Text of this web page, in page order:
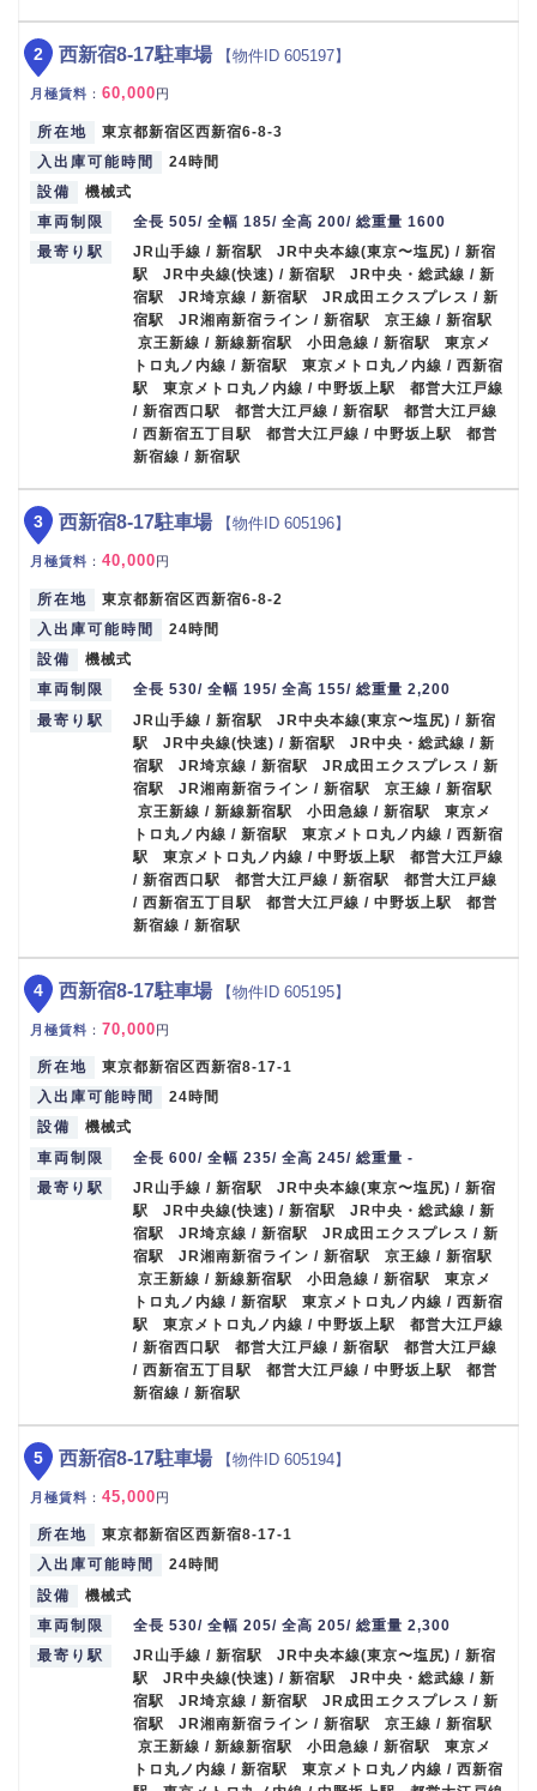
西新宿8-17駐車場 【物件ID 605197】
月極賃料 ： 60,000 円
所在地
東京都新宿区西新宿6-8-3
入出庫可能時間
24時間
設備
機械式
車両制限
全長 505/ 全幅 185/ 全高 200/ 総重量 1600
最寄り駅
JR山手線 / 新宿駅 JR中央本線(東京〜塩尻) / 新宿
駅 JR中央線(快速) / 新宿駅 JR中央・総武線 / 新
宿駅 JR埼京線 / 新宿駅 JR成田エクスプレス / 新
宿駅 JR湘南新宿ライン / 新宿駅 京王線 / 新宿駅
京王新線 / 新線新宿駅 小田急線 / 新宿駅 東京メ
トロ丸ノ内線 / 新宿駅 東京メトロ丸ノ内線 / 西新宿
駅 東京メトロ丸ノ内線 / 中野坂上駅 都営大江戸線
/ 新宿西口駅 都営大江戸線 / 新宿駅 都営大江戸線
/ 西新宿五丁目駅 都営大江戸線 / 中野坂上駅 都営
新宿線 / 新宿駅
2
西新宿8-17駐車場 【物件ID 605196】
月極賃料 ： 40,000 円
所在地
東京都新宿区西新宿6-8-2
入出庫可能時間
24時間
設備
機械式
車両制限
全長 530/ 全幅 195/ 全高 155/ 総重量 2,200
最寄り駅
JR山手線 / 新宿駅 JR中央本線(東京〜塩尻) / 新宿
駅 JR中央線(快速) / 新宿駅 JR中央・総武線 / 新
宿駅 JR埼京線 / 新宿駅 JR成田エクスプレス / 新
宿駅 JR湘南新宿ライン / 新宿駅 京王線 / 新宿駅
京王新線 / 新線新宿駅 小田急線 / 新宿駅 東京メ
トロ丸ノ内線 / 新宿駅 東京メトロ丸ノ内線 / 西新宿
駅 東京メトロ丸ノ内線 / 中野坂上駅 都営大江戸線
/ 新宿西口駅 都営大江戸線 / 新宿駅 都営大江戸線
/ 西新宿五丁目駅 都営大江戸線 / 中野坂上駅 都営
新宿線 / 新宿駅
3
西新宿8-17駐車場 【物件ID 605195】
月極賃料 ： 70,000円
所在地
東京都新宿区西新宿8-17-1
入出庫可能時間
24時間
設備
機械式
車両制限
全長 600/ 全幅 235/ 全高 245/ 総重量 -
最寄り駅
JR山手線 / 新宿駅 JR中央本線(東京〜塩尻) / 新宿
駅 JR中央線(快速) / 新宿駅 JR中央・総武線 / 新
宿駅 JR埼京線 / 新宿駅 JR成田エクスプレス / 新
宿駅 JR湘南新宿ライン / 新宿駅 京王線 / 新宿駅
京王新線 / 新線新宿駅 小田急線 / 新宿駅 東京メ
トロ丸ノ内線 / 新宿駅 東京メトロ丸ノ内線 / 西新宿
駅 東京メトロ丸ノ内線 / 中野坂上駅 都営大江戸線
/ 新宿西口駅 都営大江戸線 / 新宿駅 都営大江戸線
/ 西新宿五丁目駅 都営大江戸線 / 中野坂上駅 都営
新宿線 / 新宿駅
4
西新宿8-17駐車場 【物件ID 605194】
月極賃料 ： 45,000円
所在地
東京都新宿区西新宿8-17-1
入出庫可能時間
24時間
設備
機械式
車両制限
全長 530/ 全幅 205/ 全高 205/ 総重量 2,300
最寄り駅
JR山手線 / 新宿駅 JR中央本線(東京〜塩尻) / 新宿
駅 JR中央線(快速) / 新宿駅 JR中央・総武線 / 新
宿駅 JR埼京線 / 新宿駅 JR成田エクスプレス / 新
宿駅 JR湘南新宿ライン / 新宿駅 京王線 / 新宿駅
京王新線 / 新線新宿駅 小田急線 / 新宿駅 東京メ
トロ丸ノ内線 / 新宿駅 東京メトロ丸ノ内線 / 西新宿
5